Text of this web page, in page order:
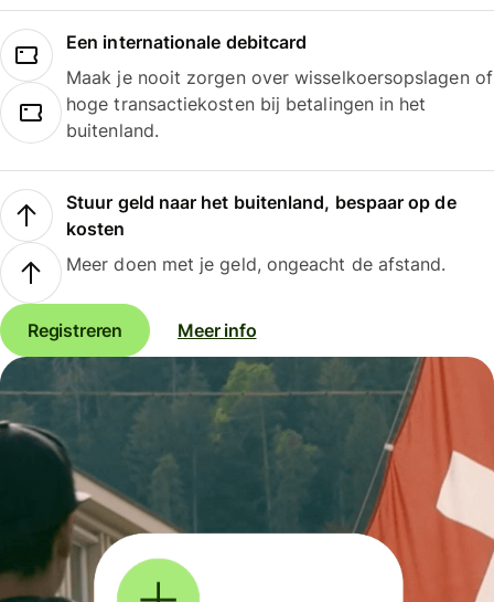
Een internationale debitcard
Maak je nooit zorgen over wisselkoersopslagen of
hoge transactiekosten bij betalingen in het
buitenland.
Stuur geld naar het buitenland, bespaar op de
kosten
Meer doen met je geld, ongeacht de afstand.
Registreren Meer info